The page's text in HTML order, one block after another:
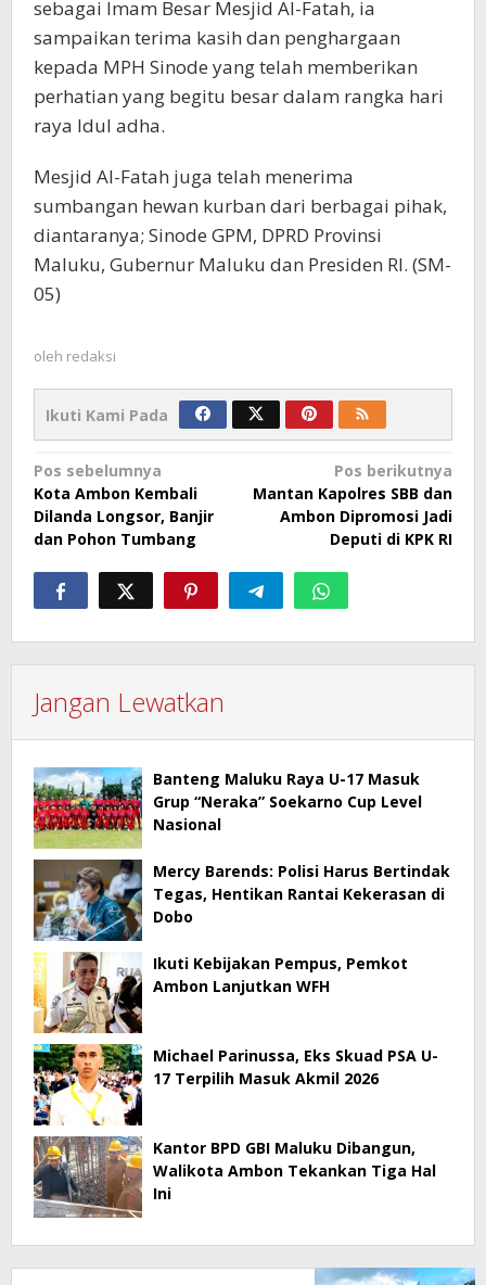
sebagai Imam Besar Mesjid Al-Fatah, ia
sampaikan terima kasih dan penghargaan
kepada MPH Sinode yang telah memberikan
perhatian yang begitu besar dalam rangka hari
raya Idul adha.
Mesjid Al-Fatah juga telah menerima
sumbangan hewan kurban dari berbagai pihak,
diantaranya; Sinode GPM, DPRD Provinsi
Maluku, Gubernur Maluku dan Presiden RI. (SM-
05)
oleh redaksi
Ikuti Kami Pada
Navigasi
pos
Pos sebelumnya
Kota Ambon Kembali
Dilanda Longsor, Banjir
dan Pohon Tumbang
Pos berikutnya
Mantan Kapolres SBB dan
Ambon Dipromosi Jadi
Deputi di KPK RI
Jangan Lewatkan
Banteng Maluku Raya U-17 Masuk
Grup “Neraka” Soekarno Cup Level
Nasional
Mercy Barends: Polisi Harus Bertindak
Tegas, Hentikan Rantai Kekerasan di
Dobo
Ikuti Kebijakan Pempus, Pemkot
Ambon Lanjutkan WFH
Michael Parinussa, Eks Skuad PSA U-
17 Terpilih Masuk Akmil 2026
Kantor BPD GBI Maluku Dibangun,
Walikota Ambon Tekankan Tiga Hal
Ini